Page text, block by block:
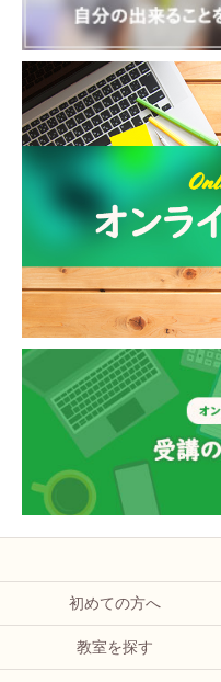
初めての方へ
教室を探す